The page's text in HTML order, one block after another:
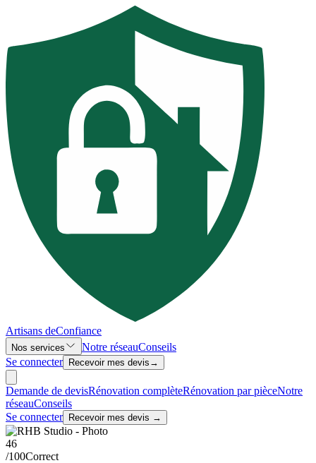
Artisans deConfiance
Nos services Notre réseauConseils
Se connecter
Recevoir mes devis →
Demande de devisRénovation complèteRénovation par pièceNotre
réseauConseils
Se connecter
Recevoir mes devis →
46
/100Correct